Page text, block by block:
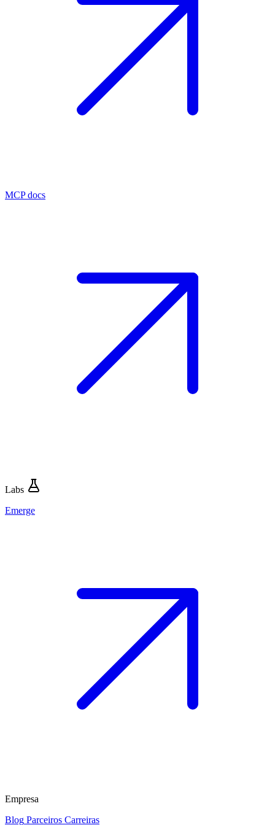
MCP docs
Labs
Emerge
Empresa
Blog Parceiros Carreiras